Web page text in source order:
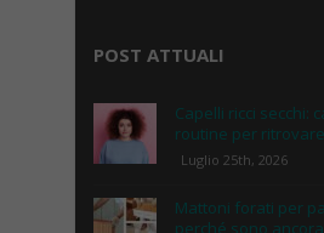
POST ATTUALI
Capelli ricci secchi:
routine per
Luglio 25th, 2026
Mattoni forati per
perché sono